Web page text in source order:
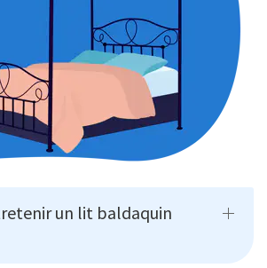
un lit baldaquin